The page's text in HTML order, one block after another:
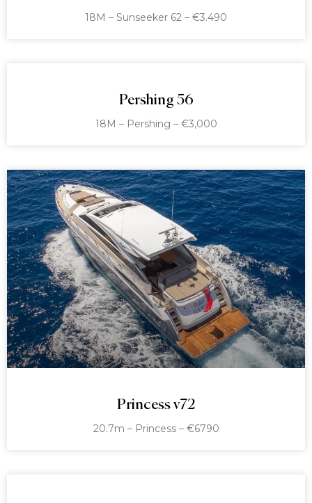
18M – Sunseeker 62 – €3.490
Pershing 56
18M – Pershing – €3,000
Princess v72
20.7m – Princess – €6790